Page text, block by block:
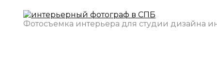
Фотосъемка интерьера для студии дизайна